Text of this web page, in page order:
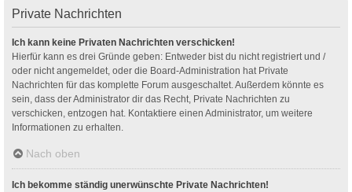
Private Nachrichten
Ich kann keine Privaten Nachrichten verschicken!
Hierfür kann es drei Gründe geben: Entweder bist du nicht registriert und /
oder nicht angemeldet, oder die Board-Administration hat Private
Nachrichten für das komplette Forum ausgeschaltet. Außerdem könnte es
sein, dass der Administrator dir das Recht, Private Nachrichten zu
verschicken, entzogen hat. Kontaktiere einen Administrator, um weitere
Informationen zu erhalten.
Nach oben
Ich bekomme ständig unerwünschte Private Nachrichten!